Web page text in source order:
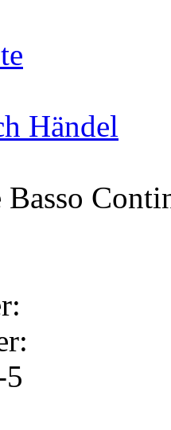
Händel